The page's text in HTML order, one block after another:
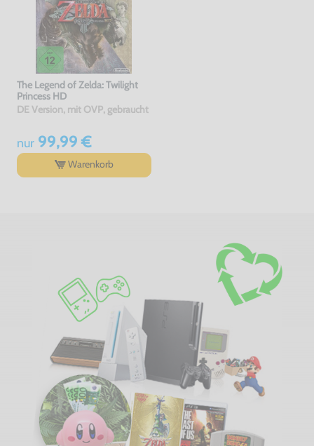
The Legend of Zelda: Twilight
Princess HD
DE Version, mit OVP, gebraucht
nur99,99 €
Warenkorb